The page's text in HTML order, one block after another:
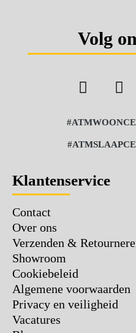
Volg
Klantenservice
Contact
Over ons
Verzenden &
Showroom
Cookiebeleid
Algemene voorwaarden
Privacy en veiligheid
Vacatures